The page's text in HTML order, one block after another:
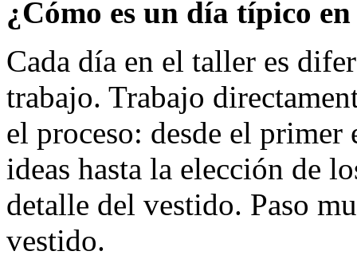
¿Cómo es un día típico
Cada día en el taller es
trabajo. Trabajo
el proceso: desde el primer
ideas hasta la elección de
detalle del vestido. Paso
vestido.